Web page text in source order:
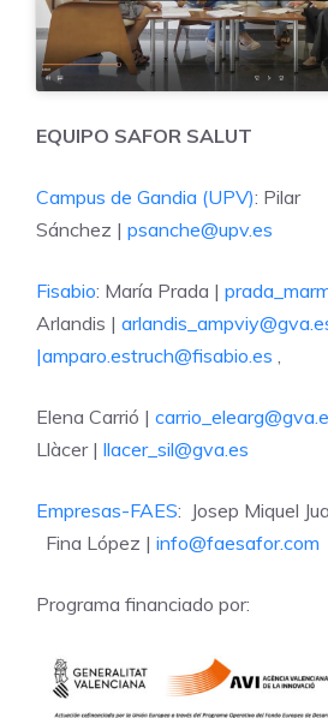
EQUIPO SAFOR SALUT
Campus de Gandia (UPV): Pilar
Sánchez | psanche@upv.es
Fisabio: María Prada |
Arlandis |
|amparo.estruch@fisabio.es ,
Elena Carrió |
Llàcer | llacer_sil@gva.es
Empresas-FAES: Josep Miquel
Fina López | info@faesafor.com
Programa financiado por: